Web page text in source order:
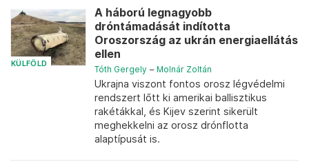
KÜLFÖLD
A háború legnagyobb
dróntámadását indította
Oroszország az ukrán energiaellátás
ellen
Tóth Gergely – Molnár Zoltán
Ukrajna viszont fontos orosz légvédelmi
rendszert lőtt ki amerikai ballisztikus
rakétákkal, és Kijev szerint sikerült
meghekkelni az orosz drónflotta
alaptípusát is.